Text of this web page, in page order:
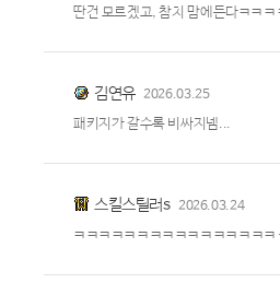
딴건 모르겠고, 참치 맘에든다ㅋㅋㅋ
김연유 2026.03.25
패키지가 갈수록 비싸지넴...
스킬스틸러s 2026.03.24
ㅋㅋㅋㅋㅋㅋㅋㅋㅋㅋㅋㅋㅋㅋㅋㅋ